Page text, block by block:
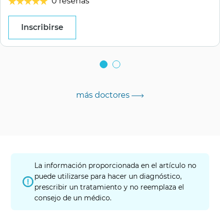
Inscribirse
más doctores
La información proporcionada en el artículo no
puede utilizarse para hacer un diagnóstico,
prescribir un tratamiento y no reemplaza el
consejo de un médico.